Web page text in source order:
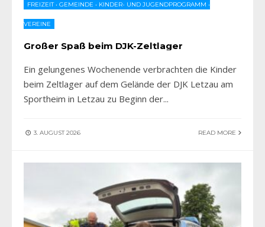
FREIZEIT• GEMEINDE • KINDER- UND JUGENDPROGRAMM •
VEREINE
Großer Spaß beim DJK-Zeltlager
Ein gelungenes Wochenende verbrachten die Kinder
beim Zeltlager auf dem Gelände der DJK Letzau am
Sportheim in Letzau zu Beginn der...
3. AUGUST 2026 READ MORE